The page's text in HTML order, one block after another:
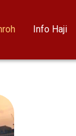
Info Haji